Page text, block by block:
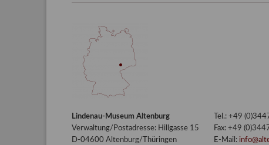
Lindenau-Museum Altenburg
Verwaltung/Postadresse: Hillgasse 15
D-04600 Altenburg/Thüringen
Tel.: +49
Fax: +49
E-Mail: